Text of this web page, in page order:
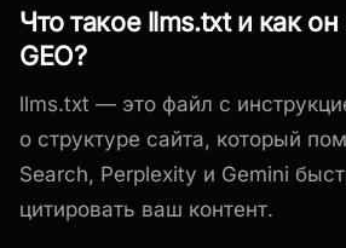
Что такое llms.txt и как
GEO?
llms.txt — это файл с
о структуре сайта, который
Search, Perplexity и Gemini
цитировать ваш контент.